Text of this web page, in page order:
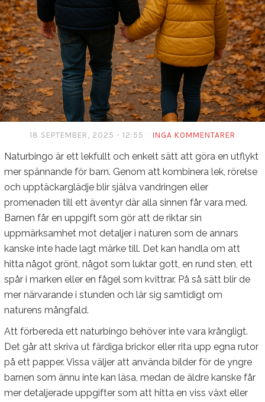
18 SEPTEMBER, 2025 - 12:55 INGA KOMMENTARER
Naturbingo är ett lekfullt och enkelt sätt att göra en utflykt
mer spännande för barn. Genom att kombinera lek, rörelse
och upptäckarglädje blir själva vandringen eller
promenaden till ett äventyr där alla sinnen får vara med.
Barnen får en uppgift som gör att de riktar sin
uppmärksamhet mot detaljer i naturen som de annars
kanske inte hade lagt märke till. Det kan handla om att
hitta något grönt, något som luktar gott, en rund sten, ett
spår i marken eller en fågel som kvittrar. På så sätt blir de
mer närvarande i stunden och lär sig samtidigt om
naturens mångfald.
Att förbereda ett naturbingo behöver inte vara krångligt.
Det går att skriva ut färdiga brickor eller rita upp egna rutor
på ett papper. Vissa väljer att använda bilder för de yngre
barnen som ännu inte kan läsa, medan de äldre kanske får
mer detaljerade uppgifter som att hitta en viss växt eller